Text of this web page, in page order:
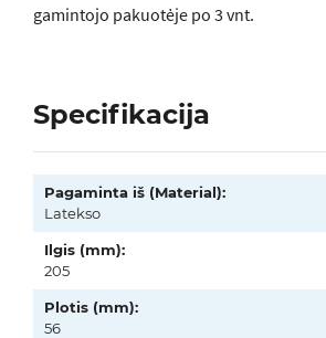
gamintojo pakuotėje po 3 vnt.
Specifikacija
Pagaminta iš (Material):
Latekso
Ilgis (mm):
205
Plotis (mm):
56